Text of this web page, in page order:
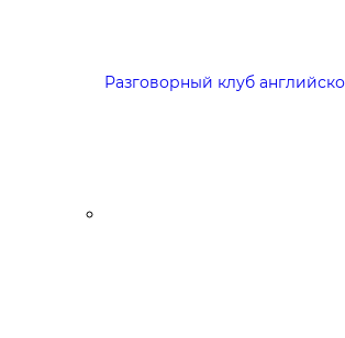
Разговорный клуб